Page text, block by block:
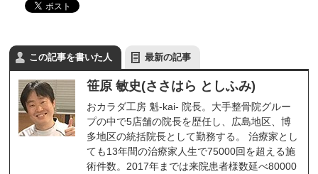
この記事を書いた人 最新の記事
笹原 敏史(ささはら としふみ)
おカラダ工房 魁-kai- 院長。大手整骨院グルー
プの中で5店舗の院長を歴任し、広島地区、博
多地区の統括院長として勤務する。 治療家とし
ても13年間の治療家人生で75000回を超える施
術件数。2017年までは来院患者様数延べ80000